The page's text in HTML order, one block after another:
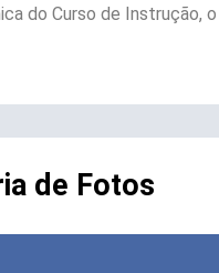
do Curso de Instrução,
de Fotos